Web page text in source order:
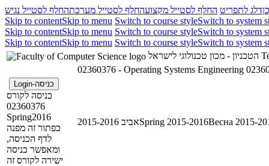
דלג לתפריט החלף לסטייל מקצועהחלף לסטייל מערכתהחלף לסטייל נגיש
Skip to contentSkip to menu Switch to course styleSwitch to system
Skip to contentSkip to menu Switch to course styleSwitch to system
Skip to contentSkip to menu Switch to course styleSwitch to system
02360376 - Operating Systems Engineering
כניסה-Login
כניסה לקורס
02360376
Spring2016
כפתור זה מפנה
לדף הכניסה,
ומאפשר כניסה
ישירה לקורס זה
אביב 2015-2016Spring 2015-2016Весна 2015-